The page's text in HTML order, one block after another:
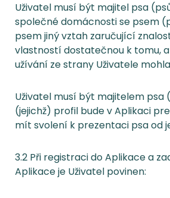
Uživatel musí být majitel psa
společné domácnosti se psem
psem jiný vztah zaručující
vlastností dostatečnou k tomu,
užívání ze strany Uživatele
Uživatel musí být majitelem psa
(jejichž) profil bude v Aplikaci
mít svolení k prezentaci psa od
3.2 Při registraci do Aplikace a
Aplikace je Uživatel povinen: